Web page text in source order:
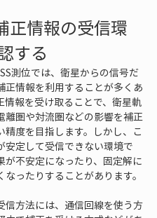
正情報の受信環
する
測位では、衛星からの信号だ
正情報を利用することが多くあ
情報を受け取ることで、衛星軌
離圏や対流圏などの影響を補正
精度を目指します。しかし、こ
安定して受信できない環境で
が不安定になったり、固定解に
ったりすることがあります。
信方法には、通信回線を使う方